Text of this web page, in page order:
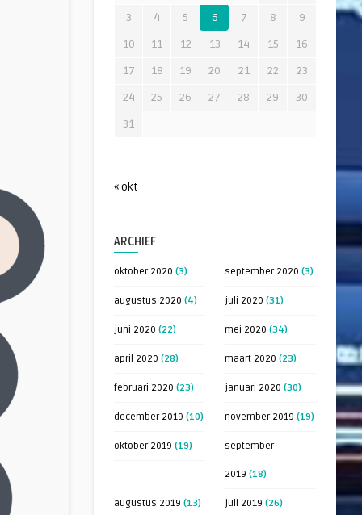
3
4 5 6 7 8
9
10
11 12 13 14 15
16
17
18 19 20 21 22
23
24
25 26 27 28 29
30
31
« okt
ARCHIEF
oktober 2020 (3) september 2020 (3)
augustus 2020 (4) juli 2020 (31)
juni 2020 (22) mei 2020 (34)
april 2020 (28) maart 2020 (23)
februari 2020 (23) januari 2020 (30)
december 2019 (10) november 2019 (19)
oktober 2019 (19) september
2019 (18)
augustus 2019 (13) juli 2019 (26)